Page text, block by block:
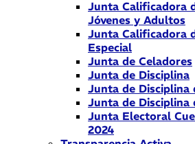
Junta Calificadora
Jóvenes y Adultos
Junta Calificadora
Especial
Junta de Celadores
Junta de Disciplina
Junta de Disciplina
Junta de Disciplina
Junta Electoral
2024